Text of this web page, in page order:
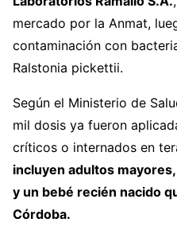
mercado por la Anmat,
contaminación con
Ralstonia pickettii.
Según el Ministerio de
mil dosis ya fueron
críticos o internados en
incluyen adultos
y un bebé recién nacido
Córdoba.